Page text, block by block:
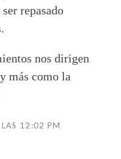
repasado
nos dirigen
más como la
12:02 PM